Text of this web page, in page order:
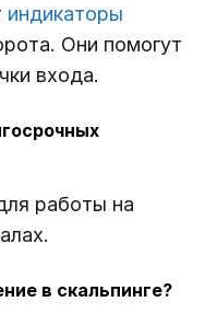
индикаторы
Они помогут
входа.
работы на
в скальпинге?